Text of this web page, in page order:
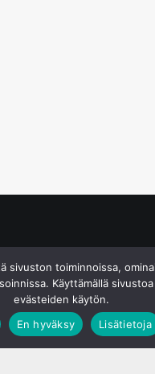
sivuston toiminnoissa,
Käyttämällä
evästeiden käytön.
En hyväksy Lisätietoja